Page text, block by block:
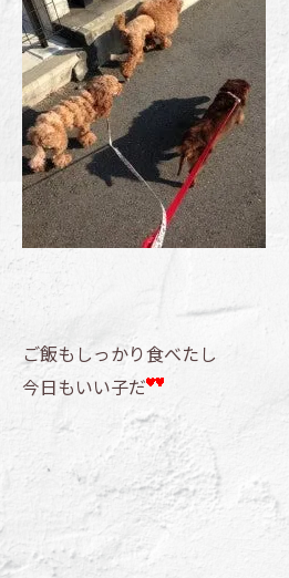
ご飯もしっかり食べたし
今日もいい子だ